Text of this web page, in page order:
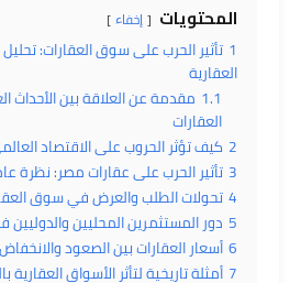
المحتويات إخفاء
1 تأثير الحرب على سوق العقارات:
العقارية
1.1 مقدمة عن العلاقة بين الأحداث
العقارات
2 كيف تؤثر الحروب على الاقتصاد
3 تأثير الحرب على عقارات مصر: نظرة
4تحولات الطلب والعرض في سوق
5 دور المستثمرين المحليين والدوليين
6أسعار العقارات بين الصعود
7 أمثلة تاريخية لتأثر الأسواق العقارية